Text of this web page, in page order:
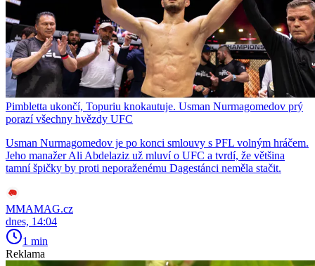
Pimbletta ukončí, Topuriu knokautuje. Usman Nurmagomedov prý
porazí všechny hvězdy UFC
Usman Nurmagomedov je po konci smlouvy s PFL volným hráčem.
Jeho manažer Ali Abdelaziz už mluví o UFC a tvrdí, že většina
tamní špičky by proti neporaženému Dagestánci neměla stačit.
MMAMAG.cz
dnes, 14:04
1 min
Reklama